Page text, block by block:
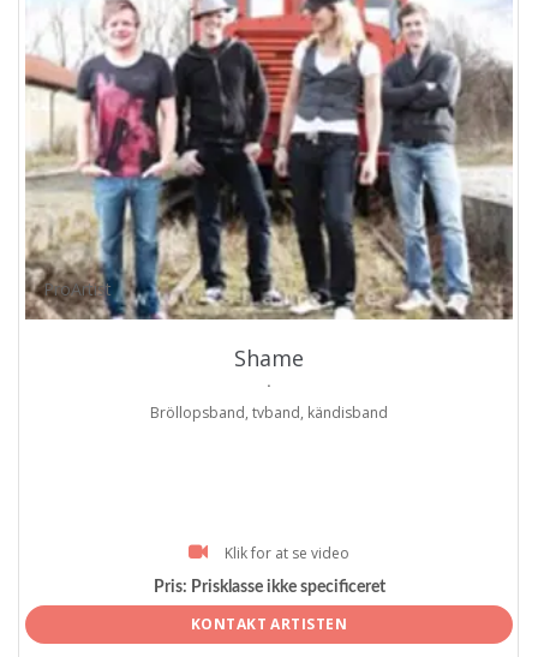
ProArtist
Shame
.
Bröllopsband, tvband, kändisband
Klik for at se video
Pris: Prisklasse ikke specificeret
KONTAKT ARTISTEN